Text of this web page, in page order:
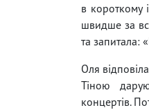
в короткому
швидше за
та запитала:
Оля
Тіною
концертів.